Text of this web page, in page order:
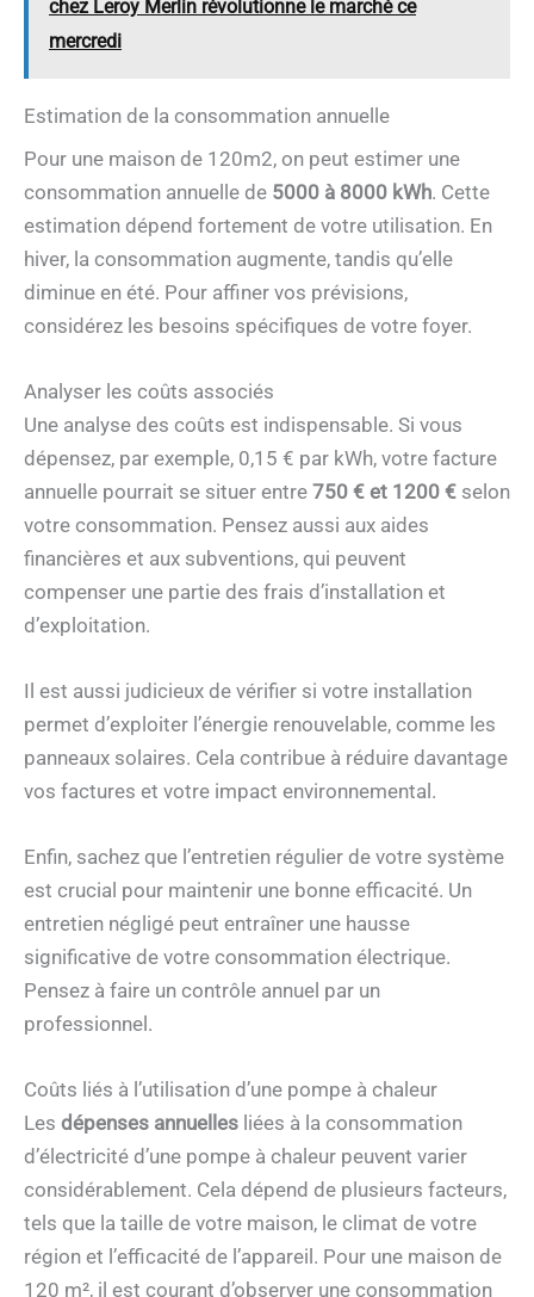
chez Leroy Merlin révolutionne le marché ce
mercredi
Estimation de la consommation annuelle
Pour une maison de 120m2, on peut estimer une
consommation annuelle de 5000 à 8000 kWh. Cette
estimation dépend fortement de votre utilisation. En
hiver, la consommation augmente, tandis qu’elle
diminue en été. Pour affiner vos prévisions,
considérez les besoins spécifiques de votre foyer.
Analyser les coûts associés
Une analyse des coûts est indispensable. Si vous
dépensez, par exemple, 0,15 € par kWh, votre facture
annuelle pourrait se situer entre 750 € et 1200 € selon
votre consommation. Pensez aussi aux aides
financières et aux subventions, qui peuvent
compenser une partie des frais d’installation et
d’exploitation.
Il est aussi judicieux de vérifier si votre installation
permet d’exploiter l’énergie renouvelable, comme les
panneaux solaires. Cela contribue à réduire davantage
vos factures et votre impact environnemental.
Enfin, sachez que l’entretien régulier de votre système
est crucial pour maintenir une bonne efficacité. Un
entretien négligé peut entraîner une hausse
significative de votre consommation électrique.
Pensez à faire un contrôle annuel par un
professionnel.
Coûts liés à l’utilisation d’une pompe à chaleur
Les dépenses annuelles liées à la consommation
d’électricité d’une pompe à chaleur peuvent varier
considérablement. Cela dépend de plusieurs facteurs,
tels que la taille de votre maison, le climat de votre
région et l’efficacité de l’appareil. Pour une maison de
120 m², il est courant d’observer une consommation